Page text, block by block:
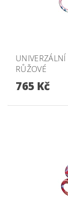
RŮŽOVÉ
765 Kč